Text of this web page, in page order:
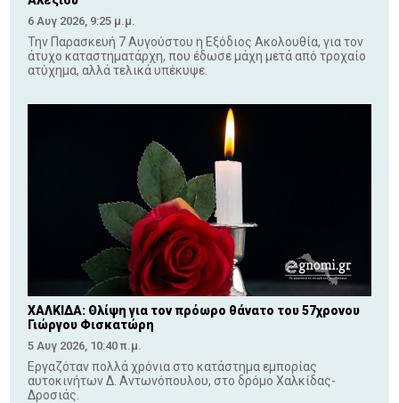
6 Αυγ 2026, 9:25 μ.μ.
Την Παρασκευή 7 Αυγούστου η Εξόδιος Ακολουθία, για τον
άτυχο καταστηματάρχη, που έδωσε μάχη μετά από τροχαίο
ατύχημα, αλλά τελικά υπέκυψε.
ΧΑΛΚΙΔΑ: Θλίψη για τον πρόωρο θάνατο του 57χρονου
Γιώργου Φισκατώρη
5 Αυγ 2026, 10:40 π.μ.
Εργαζόταν πολλά χρόνια στο κατάστημα εμπορίας
αυτοκινήτων Δ. Αντωνόπουλου, στο δρόμο Χαλκίδας-
Δροσιάς.